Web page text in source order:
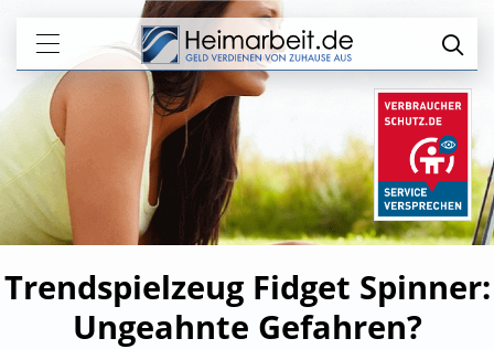
Trendspielzeug Fidget Spinner:
Ungeahnte Gefahren?